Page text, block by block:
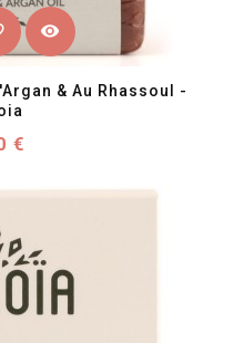
visibility
& Au Rhassoul -
€